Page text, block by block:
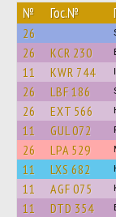
№ Гос.№
26
26 KCR 230
11 KWR 744
26 LBF 186
26 EXT 566
11 GUL 072
26 LPA 529
11 LXS 682
11 AGF 075
11 DTD 354